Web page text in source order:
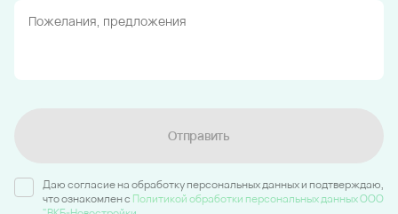
Отправить
Даю согласие на обработку персональных данных и подтверждаю,
что ознакомлен c Политикой обработки персональных данных ООО